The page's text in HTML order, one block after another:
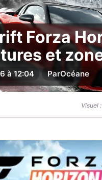
Forza
et
à 12:04 ParOcéane
Visuel